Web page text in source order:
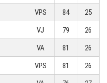
VPS 84
25
VJ 79
26
VA 81
26
VPS 81
26